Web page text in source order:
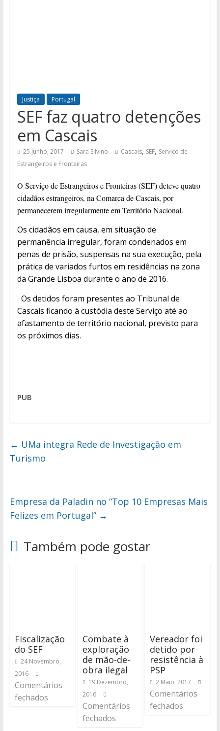
Justiça Portugal
SEF faz quatro detenções
em Cascais
25 Junho, 2017 Sara Silvino Cascais, SEF, Serviço de
Estrangeiros e Fronteiras
O Serviço de Estrangeiros e Fronteiras (SEF) deteve quatro
cidadãos estrangeiros, na Comarca de Cascais, por
permanecerem irregularmente em Território Nacional.
Os cidadãos em causa, em situação de
permanência irregular, foram condenados em
penas de prisão, suspensas na sua execução, pela
prática de variados furtos em residências na zona
da Grande Lisboa durante o ano de 2016.
Os detidos foram presentes ao Tribunal de
Cascais ficando à custódia deste Serviço até ao
afastamento de território nacional, previsto para
os próximos dias.
PUB
← UMa integra Rede de Investigação em
Turismo
Empresa da Paladin no “Top 10 Empresas Mais
Felizes em Portugal” →
Também pode gostar
Fiscalização
do SEF
24 Novembro,
2016
Comentários
fechados
Combate à
exploração
de mão-de-
obra ilegal
19 Dezembro,
2016
Comentários
fechados
Vereador foi
detido por
resistência à
PSP
2 Maio, 2017
Comentários
fechados